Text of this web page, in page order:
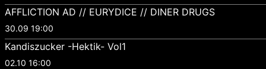
AFFLICTION AD // EURYDICE // DINER DRUGS
30.09 19:00
Kandiszucker -Hektik- Vol1
02.10 16:00